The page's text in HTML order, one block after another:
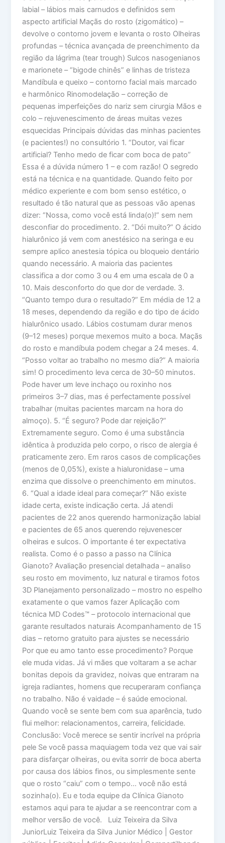
labial – lábios mais carnudos e definidos sem
aspecto artificial Maçãs do rosto (zigomático) –
devolve o contorno jovem e levanta o rosto Olheiras
profundas – técnica avançada de preenchimento da
região da lágrima (tear trough) Sulcos nasogenianos
e marionete – “bigode chinês” e linhas de tristeza
Mandíbula e queixo – contorno facial mais marcado
e harmônico Rinomodelação – correção de
pequenas imperfeições do nariz sem cirurgia Mãos e
colo – rejuvenescimento de áreas muitas vezes
esquecidas Principais dúvidas das minhas pacientes
(e pacientes!) no consultório 1. “Doutor, vai ficar
artificial? Tenho medo de ficar com boca de pato”
Essa é a dúvida número 1 – e com razão! O segredo
está na técnica e na quantidade. Quando feito por
médico experiente e com bom senso estético, o
resultado é tão natural que as pessoas vão apenas
dizer: “Nossa, como você está linda(o)!” sem nem
desconfiar do procedimento. 2. “Dói muito?” O ácido
hialurônico já vem com anestésico na seringa e eu
sempre aplico anestesia tópica ou bloqueio dentário
quando necessário. A maioria das pacientes
classifica a dor como 3 ou 4 em uma escala de 0 a
10. Mais desconforto do que dor de verdade. 3.
“Quanto tempo dura o resultado?” Em média de 12 a
18 meses, dependendo da região e do tipo de ácido
hialurônico usado. Lábios costumam durar menos
(9–12 meses) porque mexemos muito a boca. Maçãs
do rosto e mandíbula podem chegar a 24 meses. 4.
“Posso voltar ao trabalho no mesmo dia?” A maioria
sim! O procedimento leva cerca de 30–50 minutos.
Pode haver um leve inchaço ou roxinho nos
primeiros 3–7 dias, mas é perfectamente possível
trabalhar (muitas pacientes marcam na hora do
almoço). 5. “É seguro? Pode dar rejeição?”
Extremamente seguro. Como é uma substância
idêntica à produzida pelo corpo, o risco de alergia é
praticamente zero. Em raros casos de complicações
(menos de 0,05%), existe a hialuronidase – uma
enzima que dissolve o preenchimento em minutos.
6. “Qual a idade ideal para começar?” Não existe
idade certa, existe indicação certa. Já atendi
pacientes de 22 anos querendo harmonização labial
e pacientes de 65 anos querendo rejuvenescer
olheiras e sulcos. O importante é ter expectativa
realista. Como é o passo a passo na Clínica
Gianoto? Avaliação presencial detalhada – analiso
seu rosto em movimento, luz natural e tiramos fotos
3D Planejamento personalizado – mostro no espelho
exatamente o que vamos fazer Aplicação com
técnica MD Codes™ – protocolo internacional que
garante resultados naturais Acompanhamento de 15
dias – retorno gratuito para ajustes se necessário
Por que eu amo tanto esse procedimento? Porque
ele muda vidas. Já vi mães que voltaram a se achar
bonitas depois da gravidez, noivas que entraram na
igreja radiantes, homens que recuperaram confiança
no trabalho. Não é vaidade – é saúde emocional.
Quando você se sente bem com sua aparência, tudo
flui melhor: relacionamentos, carreira, felicidade.
Conclusão: Você merece se sentir incrível na própria
pele Se você passa maquiagem toda vez que vai sair
para disfarçar olheiras, ou evita sorrir de boca aberta
por causa dos lábios finos, ou simplesmente sente
que o rosto “caiu” com o tempo… você não está
sozinha(o). Eu e toda equipe da Clínica Gianoto
estamos aqui para te ajudar a se reencontrar com a
melhor versão de você. Luiz Teixeira da Silva
JuniorLuiz Teixeira da Silva Junior Médico | Gestor